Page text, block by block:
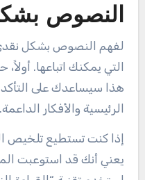
النصوص
لفهم النصوص بشكل
التي يمكنك اتباعها.
هذا سيساعدك على
الرئيسية والأفكار الداعمة.
إذا كنت تستطيع تلخيص
يعني أنك قد استوعبت